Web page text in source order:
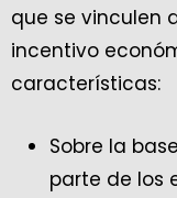
que se vinculen
incentivo
características:
Sobre la
parte de los